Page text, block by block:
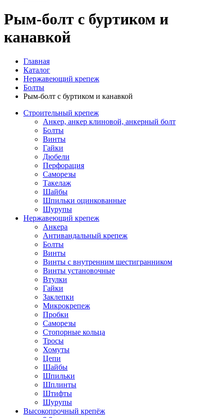
Рым-болт с буртиком и
канавкой
Главная
Каталог
Нержавеющий крепеж
Болты
Рым-болт с буртиком и канавкой
Строительный крепеж
Анкер, анкер клиновой, анкерный болт
Болты
Винты
Гайки
Дюбели
Перфорация
Саморезы
Такелаж
Шайбы
Шпильки оцинкованные
Шурупы
Нержавеющий крепеж
Анкера
Антивандальный крепеж
Болты
Винты
Винты с внутренним шестигранником
Винты установочные
Втулки
Гайки
Заклепки
Микрокрепеж
Пробки
Саморезы
Стопорные кольца
Тросы
Хомуты
Цепи
Шайбы
Шпильки
Шплинты
Штифты
Шурупы
Высокопрочный крепёж